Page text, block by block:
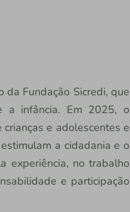
da Fundação Sicredi, que
a infância. Em 2025, o
e adolescentes e
a cidadania e o
experiência, no trabalho
e participação